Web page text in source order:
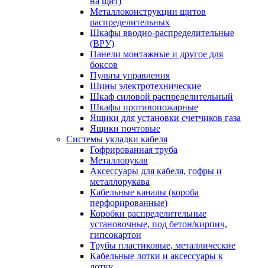
Металлоконструкции щитов
распределительных
Шкафы вводно-распределительные
(ВРУ)
Панели монтажные и другое для
боксов
Пульты управления
Шины электротехнические
Шкаф силовой распределительный
Шкафы противопожарные
Ящики для установки счетчиков газа
Ящики почтовые
Системы укладки кабеля
Гофрированная труба
Металлорукав
Аксессуары для кабеля, гофры и
металлорукава
Кабельные каналы (короба
перфорированные)
Коробки распределительные
установочные, под бетон/кирпич,
гипсокартон
Трубы пластиковые, металлические
Кабельные лотки и аксессуары к